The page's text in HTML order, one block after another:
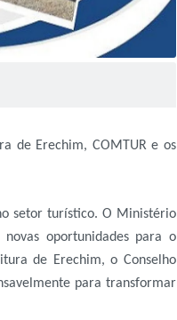
de Erechim, COMTUR e os
setor turístico. O Ministério
oportunidades para o
de Erechim, o Conselho
para transformar